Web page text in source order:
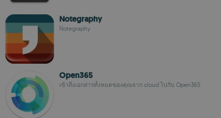
Notegraphy
Notegraphy
Open365
เข้าถึงเอกสารทั้งหมดของคุณจาก cloud ไปกับ Open365